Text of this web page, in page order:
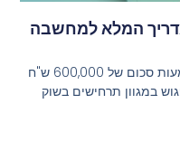
אלף: המדריך המלא למחשבה
מבוא: 600,000 ש"ח – מספר עם משמעות סכום של 600,000 ש"ח
במגוון תרחישים בשוק